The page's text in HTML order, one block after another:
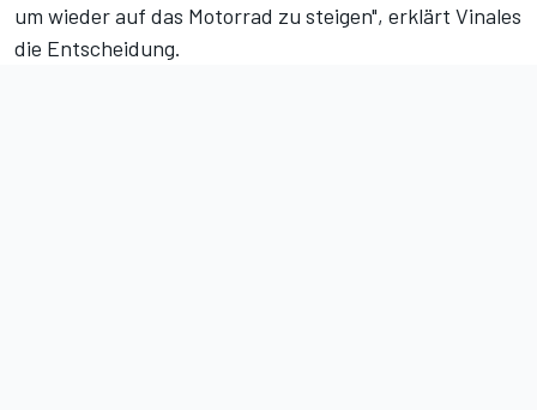
um wieder auf das Motorrad zu steigen", erklärt Vinales
die Entscheidung.